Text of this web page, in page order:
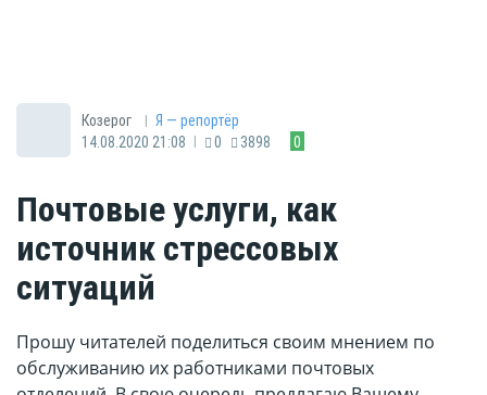
Козерог | Я — репортёр
14.08.2020 21:08 | 0 3898 0
Почтовые услуги, как
источник стрессовых
ситуаций
Прошу читателей поделиться своим мнением по
обслуживанию их работниками почтовых